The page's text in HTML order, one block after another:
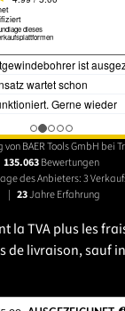
BAER Tools GmbH bei
135.063Bewertungen
des Anbieters: 3
| 23Jahre Erfahrung
la TVA plus les
de livraison, sauf